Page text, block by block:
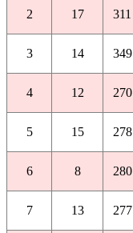
2 17 311
3 14 349
4 12 270
5 15 278
6 8 280
7 13 277